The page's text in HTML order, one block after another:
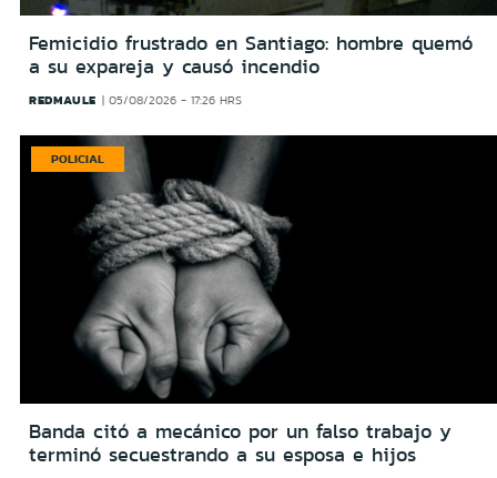
Femicidio frustrado en Santiago: hombre quemó
a su expareja y causó incendio
REDMAULE 05/08/2026 - 17:26 HRS
POLICIAL
Banda citó a mecánico por un falso trabajo y
terminó secuestrando a su esposa e hijos